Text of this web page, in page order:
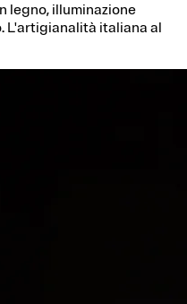
legno, illuminazione
L'artigianalità italiana al